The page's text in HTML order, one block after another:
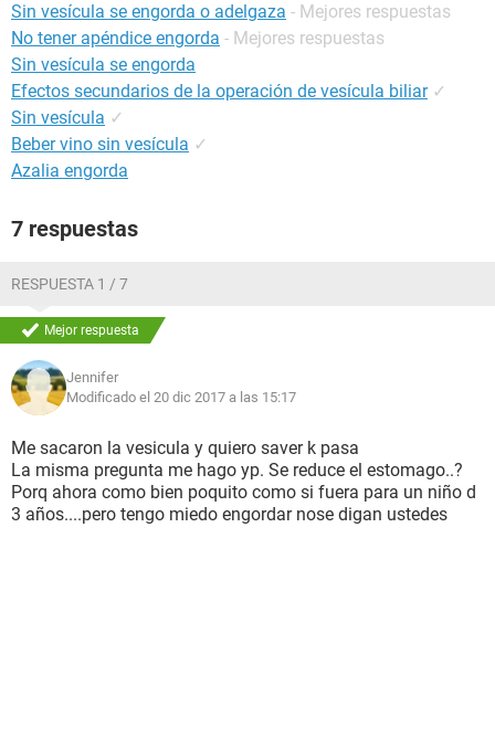
Sin vesícula se engorda o adelgaza - Mejores respuestas
No tener apéndice engorda - Mejores respuestas
Sin vesícula se engorda
Efectos secundarios de la operación de vesícula biliar ✓
Sin vesícula ✓
Beber vino sin vesícula ✓
Azalia engorda
7 respuestas
RESPUESTA 1 / 7
Mejor respuesta
Jennifer
Modificado el 20 dic 2017 a las 15:17
Me sacaron la vesicula y quiero saver k pasa
La misma pregunta me hago yp. Se reduce el estomago..?
Porq ahora como bien poquito como si fuera para un niño d
3 años....pero tengo miedo engordar nose digan ustedes